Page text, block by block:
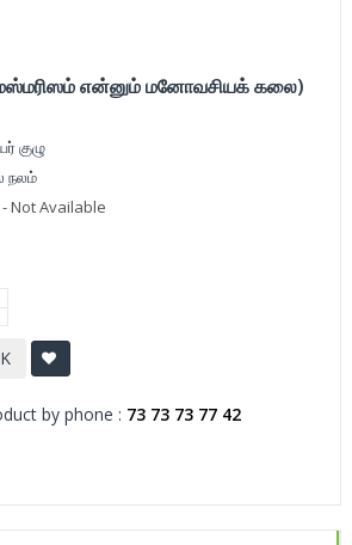
என்னும் மனோவசியக் கலை)
குழு
நலம்
- Not Available
by phone : 73 73 73 77 42